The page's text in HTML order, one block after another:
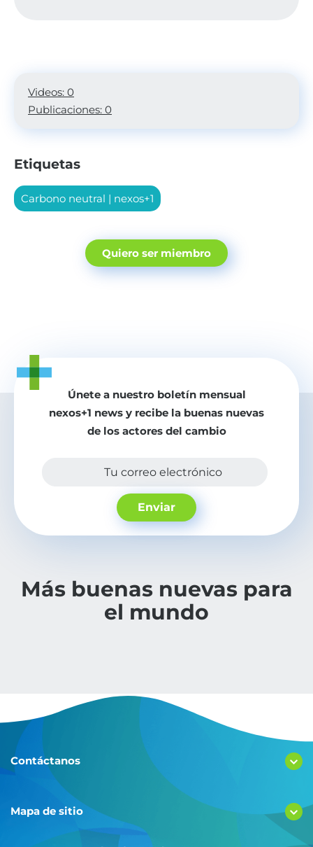
Videos: 0
Publicaciones: 0
Etiquetas
Carbono neutral | nexos+1
Quiero ser miembro
Únete a nuestro boletín mensual
nexos+1 news y recibe la buenas nuevas
de los actores del cambio
Tu correo electrónico
Enviar
Más buenas nuevas para
el mundo
Contáctanos
Mapa de sitio